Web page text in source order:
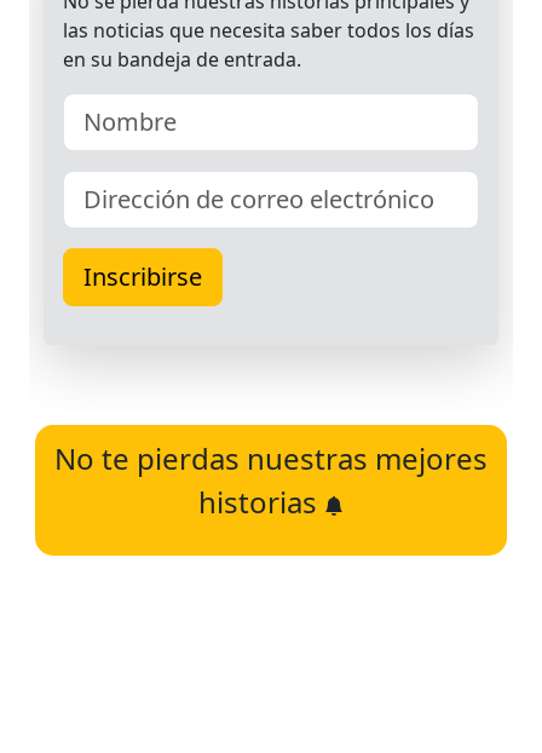
No te pierdas nuestras mejores
historias